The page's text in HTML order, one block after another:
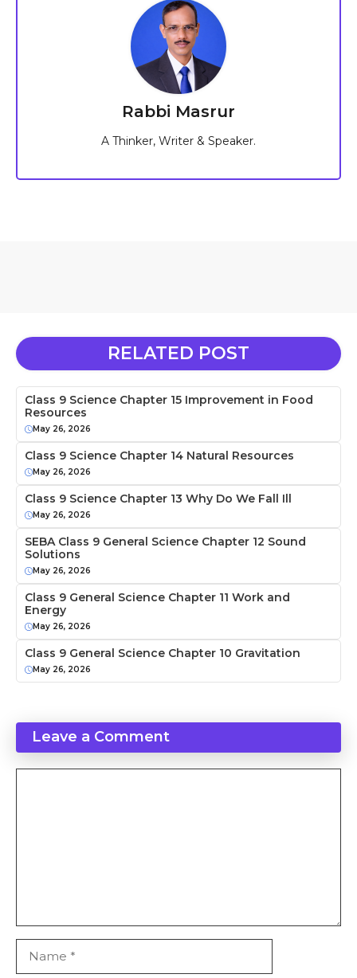
Rabbi Masrur
A Thinker, Writer & Speaker.
RELATED POST
Class 9 Science Chapter 15 Improvement in Food
Resources
May 26, 2026
Class 9 Science Chapter 14 Natural Resources
May 26, 2026
Class 9 Science Chapter 13 Why Do We Fall Ill
May 26, 2026
SEBA Class 9 General Science Chapter 12 Sound
Solutions
May 26, 2026
Class 9 General Science Chapter 11 Work and
Energy
May 26, 2026
Class 9 General Science Chapter 10 Gravitation
May 26, 2026
Leave a Comment